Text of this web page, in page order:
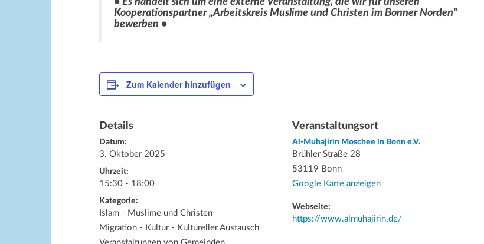
Kooperationspartner „Arbeitskreis Muslime und Christen im Bonner Norden“
bewerben •
Zum Kalender hinzufügen
Details
Datum:
3. Oktober 2025
Uhrzeit:
15:30 - 18:00
Kategorie:
Islam - Muslime und Christen
Migration - Kultur - Kultureller Austausch
Veranstaltungsort
Al-Muhajirin Moschee in Bonn e.V.
Brühler Straße 28
53119 Bonn
Google Karte anzeigen
Webseite:
https://www.almuhajirin.de/